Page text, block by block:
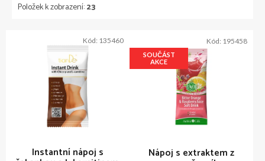
Položek k zobrazení:23
Instantní nápoj s
Kód: 135460
SOUČÁST
AKCE
Nápoj s extraktem z
Kód: 195458